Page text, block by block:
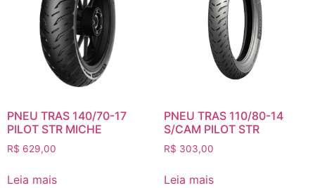
PNEU TRAS 140/70-17
PILOT STR MICHE
R$ 629,00
Leia mais
PNEU TRAS 110/80-14
S/CAM PILOT STR
R$ 303,00
Leia mais